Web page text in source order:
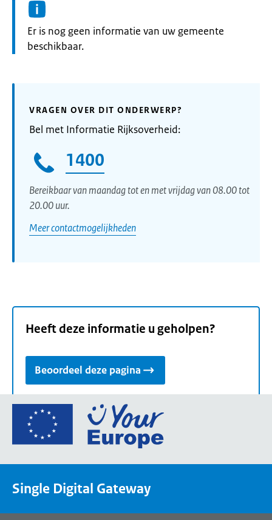
Informatie:
Er is nog geen informatie van uw gemeente
beschikbaar.
VRAGEN OVER DIT ONDERWERP?
Bel met Informatie Rijksoverheid:
1400
Bereikbaar van maandag tot en met vrijdag van 08.00 tot
20.00 uur.
Meer contactmogelijkheden
Heeft deze informatie u geholpen?
Beoordeel deze pagina
Ga
de
een
Single Digital Gateway